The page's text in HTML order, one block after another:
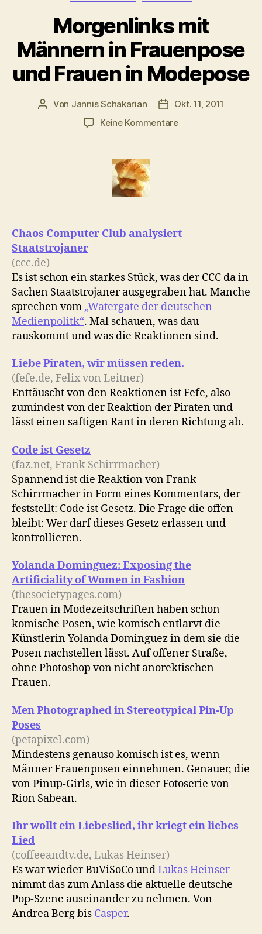
Morgenlinks mit
Männern in Frauenpose
und Frauen in Modepose
Beitragsautor
Von Jannis Schakarian
Okt. 11, 2011
Keine Kommentarezu
Modepose
Chaos Computer Club analysiert
Staatstrojaner
(ccc.de)
Es ist schon ein starkes Stück, was der CCC da in
Sachen Staatstrojaner ausgegraben hat. Manche
sprechen vom „Watergate der deutschen
Medienpolitk“. Mal schauen, was dau
rauskommt und was die Reaktionen sind.
Liebe Piraten, wir müssen reden.
(fefe.de, Felix von Leitner)
Enttäuscht von den Reaktionen ist Fefe, also
zumindest von der Reaktion der Piraten und
lässt einen saftigen Rant in deren Richtung ab.
Code ist Gesetz
(faz.net, Frank Schirrmacher)
Spannend ist die Reaktion von Frank
Schirrmacher in Form eines Kommentars, der
feststellt: Code ist Gesetz. Die Frage die offen
bleibt: Wer darf dieses Gesetz erlassen und
kontrollieren.
Yolanda Dominguez: Exposing the
Artificiality of Women in Fashion
(thesocietypages.com)
Frauen in Modezeitschriften haben schon
komische Posen, wie komisch entlarvt die
Künstlerin Yolanda Dominguez in dem sie die
Posen nachstellen lässt. Auf offener Straße,
ohne Photoshop von nicht anorektischen
Frauen.
Men Photographed in Stereotypical Pin-Up
Poses
(petapixel.com)
Mindestens genauso komisch ist es, wenn
Männer Frauenposen einnehmen. Genauer, die
von Pinup-Girls, wie in dieser Fotoserie von
Rion Sabean.
Ihr wollt ein Liebeslied, ihr kriegt ein liebes
Lied
(coffeeandtv.de, Lukas Heinser)
Es war wieder BuViSoCo undLukas Heinser
nimmt das zum Anlass die aktuelle deutsche
Pop-Szene auseinander zu nehmen. Von
Andrea Berg bis Casper.